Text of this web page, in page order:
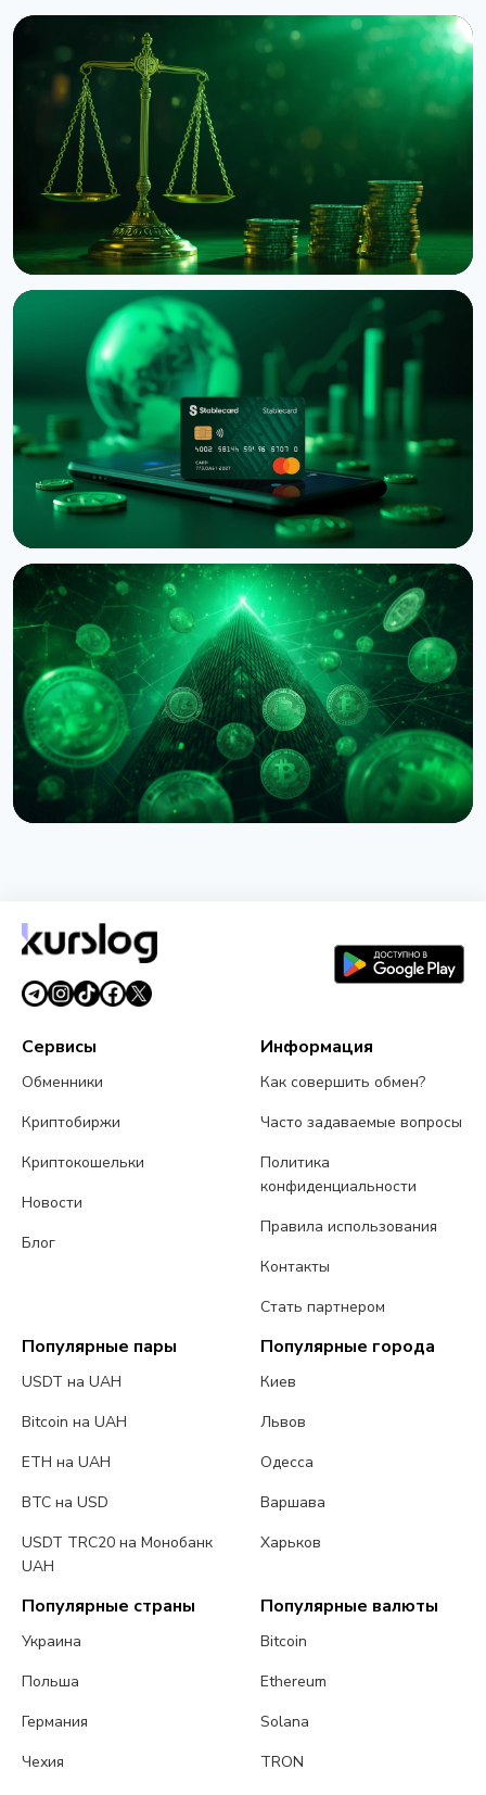
Binance подала в суд на RedotPay из-за
переманивания 470 000 пользователей
6 августа 2026 г. 4 мин чтения
НОВОСТЬ
Western Union запустил Stablecard для
переводов в долларовом стейблкоине
6 августа 2026 г.5 мин чтения
5 августа 2026 г.5 мин чтения
Сервисы
Обменники
Криптобиржи
Криптокошельки
Новости
Блог
Информация
Как совершить обмен?
Часто задаваемые вопросы
Политика
конфиденциальности
Правила использования
Контакты
Стать партнером
Популярные пары
USDT на UAH
Bitcoin на UAH
ETH на UAH
BTC на USD
USDT TRC20 на Монобанк
UAH
Популярные города
Киев
Львов
Одесса
Варшава
Харьков
Популярные страны
Украина
Польша
Германия
Чехия
Популярные валюты
Bitcoin
Ethereum
Solana
TRON